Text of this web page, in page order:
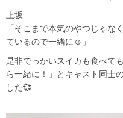
上坂
「そこまで本気のやつじゃな
ているので一緒に☺️」
是非でっかいスイカも食べて
ら一緒に！」とキャスト同士
した💞